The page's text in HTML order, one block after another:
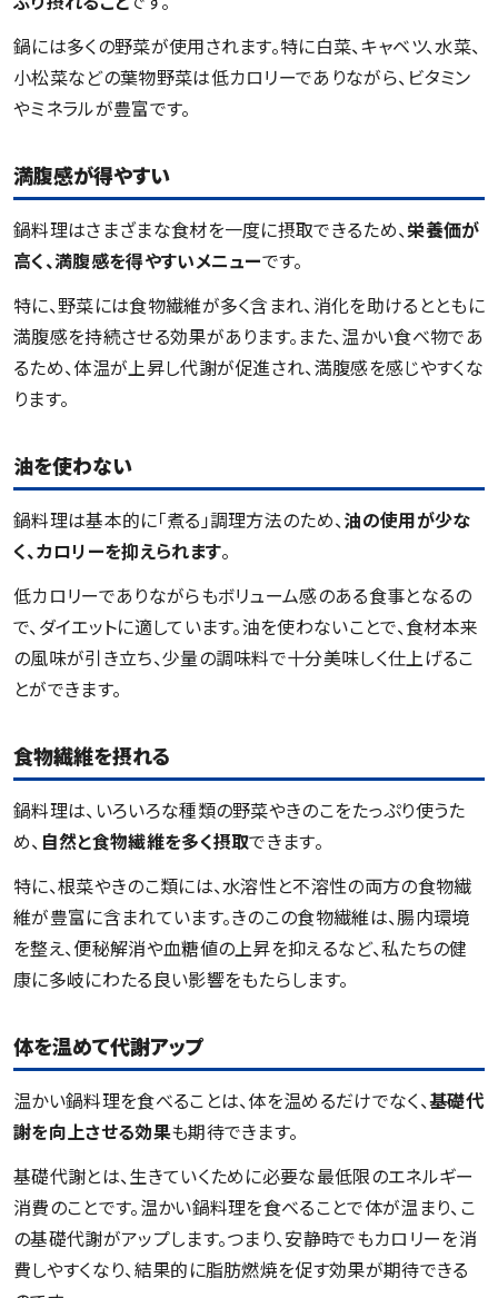
鍋には多くの野菜が使用されます。特に白菜、キャベツ、水菜、
小松菜などの葉物野菜は低カロリーでありながら、ビタミン
やミネラルが豊富です。
満腹感が得やすい
鍋料理はさまざまな食材を一度に摂取できるため、栄養価が
高く、満腹感を得やすいメニューです。
特に、野菜には食物繊維が多く含まれ、消化を助けるとともに
満腹感を持続させる効果があります。また、温かい食べ物であ
るため、体温が上昇し代謝が促進され、満腹感を感じやすくな
ります。
油を使わない
鍋料理は基本的に「煮る」調理方法のため、油の使用が少な
く、カロリーを抑えられます。
低カロリーでありながらもボリューム感のある食事となるの
で、ダイエットに適しています。油を使わないことで、食材本来
の風味が引き立ち、少量の調味料で十分美味しく仕上げるこ
とができます。
食物繊維を摂れる
鍋料理は、いろいろな種類の野菜やきのこをたっぷり使うた
め、 自然と食物繊維を多く摂取できます。
特に、根菜やきのこ類には、水溶性と不溶性の両方の食物繊
維が豊富に含まれています。きのこの食物繊維は、腸内環境
を整え、便秘解消や血糖値の上昇を抑えるなど、私たちの健
康に多岐にわたる良い影響をもたらします。
体を温めて代謝アップ
温かい鍋料理を食べることは、体を温めるだけでなく、基礎代
謝を向上させる効果も期待できます。
基礎代謝とは、生きていくために必要な最低限のエネルギー
消費のことです。温かい鍋料理を食べることで体が温まり、こ
の基礎代謝がアップします。つまり、安静時でもカロリーを消
費しやすくなり、結果的に脂肪燃焼を促す効果が期待できる